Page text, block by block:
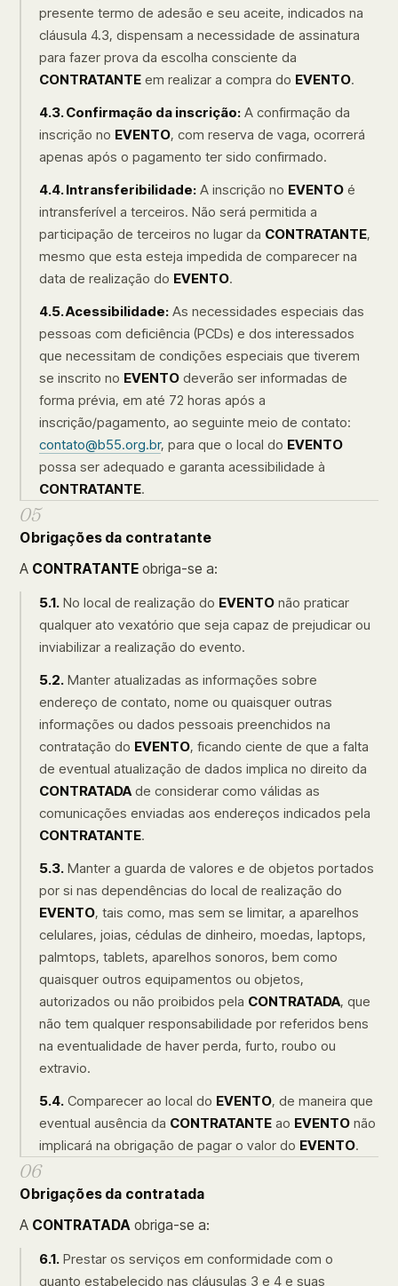
presente termo de adesão e seu aceite, indicados na
cláusula 4.3, dispensam a necessidade de assinatura
para fazer prova da escolha consciente da
CONTRATANTE em realizar a compra do EVENTO.
4.3. Confirmação da inscrição: A confirmação da
inscrição no EVENTO, com reserva de vaga, ocorrerá
apenas após o pagamento ter sido confirmado.
4.4. Intransferibilidade: A inscrição no EVENTO é
intransferível a terceiros. Não será permitida a
participação de terceiros no lugar da CONTRATANTE,
mesmo que esta esteja impedida de comparecer na
data de realização do EVENTO.
4.5. Acessibilidade: As necessidades especiais das
pessoas com deficiência (PCDs) e dos interessados
que necessitam de condições especiais que tiverem
se inscrito no EVENTO deverão ser informadas de
forma prévia, em até 72 horas após a
inscrição/pagamento, ao seguinte meio de contato:
contato@b55.org.br, para que o local do EVENTO
possa ser adequado e garanta acessibilidade à
CONTRATANTE.
05
Obrigações da contratante
A CONTRATANTE obriga-se a:
5.1. No local de realização do EVENTO não praticar
qualquer ato vexatório que seja capaz de prejudicar ou
inviabilizar a realização do evento.
5.2. Manter atualizadas as informações sobre
endereço de contato, nome ou quaisquer outras
informações ou dados pessoais preenchidos na
contratação do EVENTO, ficando ciente de que a falta
de eventual atualização de dados implica no direito da
CONTRATADAde considerar como válidas as
comunicações enviadas aos endereços indicados pela
CONTRATANTE.
5.3. Manter a guarda de valores e de objetos portados
por si nas dependências do local de realização do
EVENTO, tais como, mas sem se limitar, a aparelhos
celulares, joias, cédulas de dinheiro, moedas, laptops,
palmtops, tablets, aparelhos sonoros, bem como
quaisquer outros equipamentos ou objetos,
autorizados ou não proibidos pela CONTRATADA, que
não tem qualquer responsabilidade por referidos bens
na eventualidade de haver perda, furto, roubo ou
extravio.
5.4. Comparecer ao local do EVENTO, de maneira que
eventual ausência da CONTRATANTE ao EVENTO não
implicará na obrigação de pagar o valor do EVENTO.
06
Obrigações da contratada
A CONTRATADA obriga-se a:
6.1. Prestar os serviços em conformidade com o
quanto estabelecido nas cláusulas 3 e 4 e suas